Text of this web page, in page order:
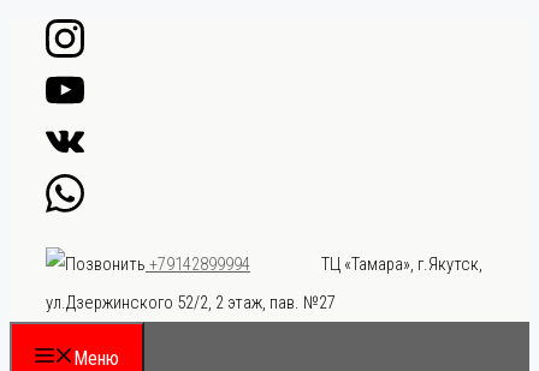
Перейти
содержимому
+79142899994
ТЦ «Тамара», г.Якутск,
ул.Дзержинского 52/2, 2 этаж, пав. №27
Меню